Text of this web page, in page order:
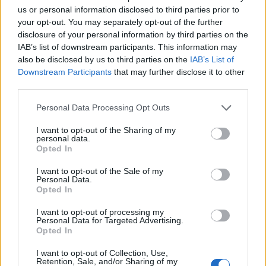
us or personal information disclosed to third parties prior to
your opt-out. You may separately opt-out of the further
disclosure of your personal information by third parties on the
IAB’s list of downstream participants. This information may
also be disclosed by us to third parties on the IAB’s List of
Downstream Participants that may further disclose it to other
Personal Data Processing Opt Outs
I want to opt-out of the Sharing of my
personal data.
Opted In
I want to opt-out of the Sale of my
Personal Data.
Opted In
I want to opt-out of processing my
Personal Data for Targeted Advertising.
Opted In
I want to opt-out of Collection, Use,
Retention, Sale, and/or Sharing of my
kõhuvaevusi.
ਇਸ ਤੇ ਜਾਰੀ ਰੱਖੋ Ohtuleht
PÄEVAHOROSKOOP: pühapäev,
9. august
8 ਅਗ 2026
tegusaid ja suhtlusrohkeid
õhkkond rahulikumaks ja
emotsionaalsemaks. Täna
turvatunnet – olgu selleks kodu, lähedased või